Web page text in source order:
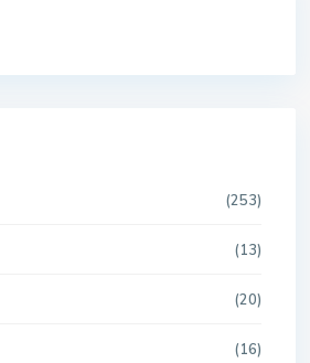
(253)
(13)
(20)
(16)